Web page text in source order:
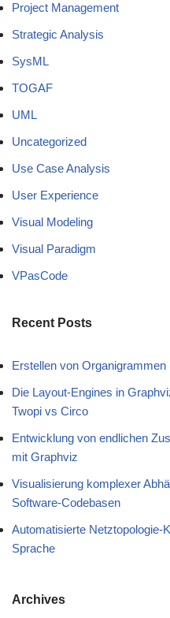
Project Management
Strategic Analysis
SysML
TOGAF
UML
Uncategorized
Use Case Analysis
User Experience
Visual Modeling
Visual Paradigm
VPasCode
Recent Posts
Erstellen von
Die Layout-Engines in
Twopi vs Circo
Entwicklung von endlichen
mit Graphviz
Visualisierung komplexer
Software-Codebasen
Automatisierte Netztopologie-
Sprache
Archives